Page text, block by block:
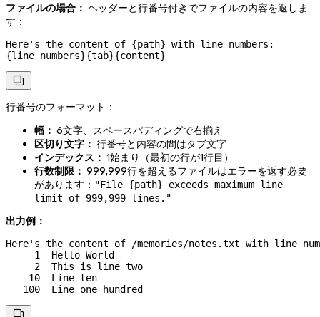
ファイルの場合： ヘッダーと行番号付きでファイルの内容を返しま
す：
Here's the content of {path} with line numbers:
{line_numbers}{tab}{content}

行番号のフォーマット：
幅： 6文字、スペースパディングで右揃え
区切り文字： 行番号と内容の間はタブ文字
インデックス： 1始まり（最初の行が1行目）
行数制限： 999,999行を超えるファイルはエラーを返す必要
があります： "File {path} exceeds maximum line
limit of 999,999 lines."
出力例：
Here's the content of /memories/notes.txt with line
     1	Hello World
     2	This is line two
    10	Line ten
   100	Line one hundred
